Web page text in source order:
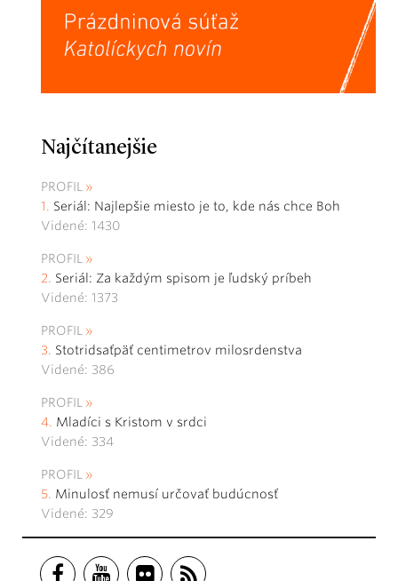
Najčítanejšie
PROFIL
Seriál: Najlepšie miesto je to, kde nás chce Boh
Videné: 1430
PROFIL
Seriál: Za každým spisom je ľudský príbeh
Videné: 1373
PROFIL
Stotridsaťpäť centimetrov milosrdenstva
Videné: 386
PROFIL
Mladíci s Kristom v srdci
Videné: 334
PROFIL
Minulosť nemusí určovať budúcnosť
Videné: 329